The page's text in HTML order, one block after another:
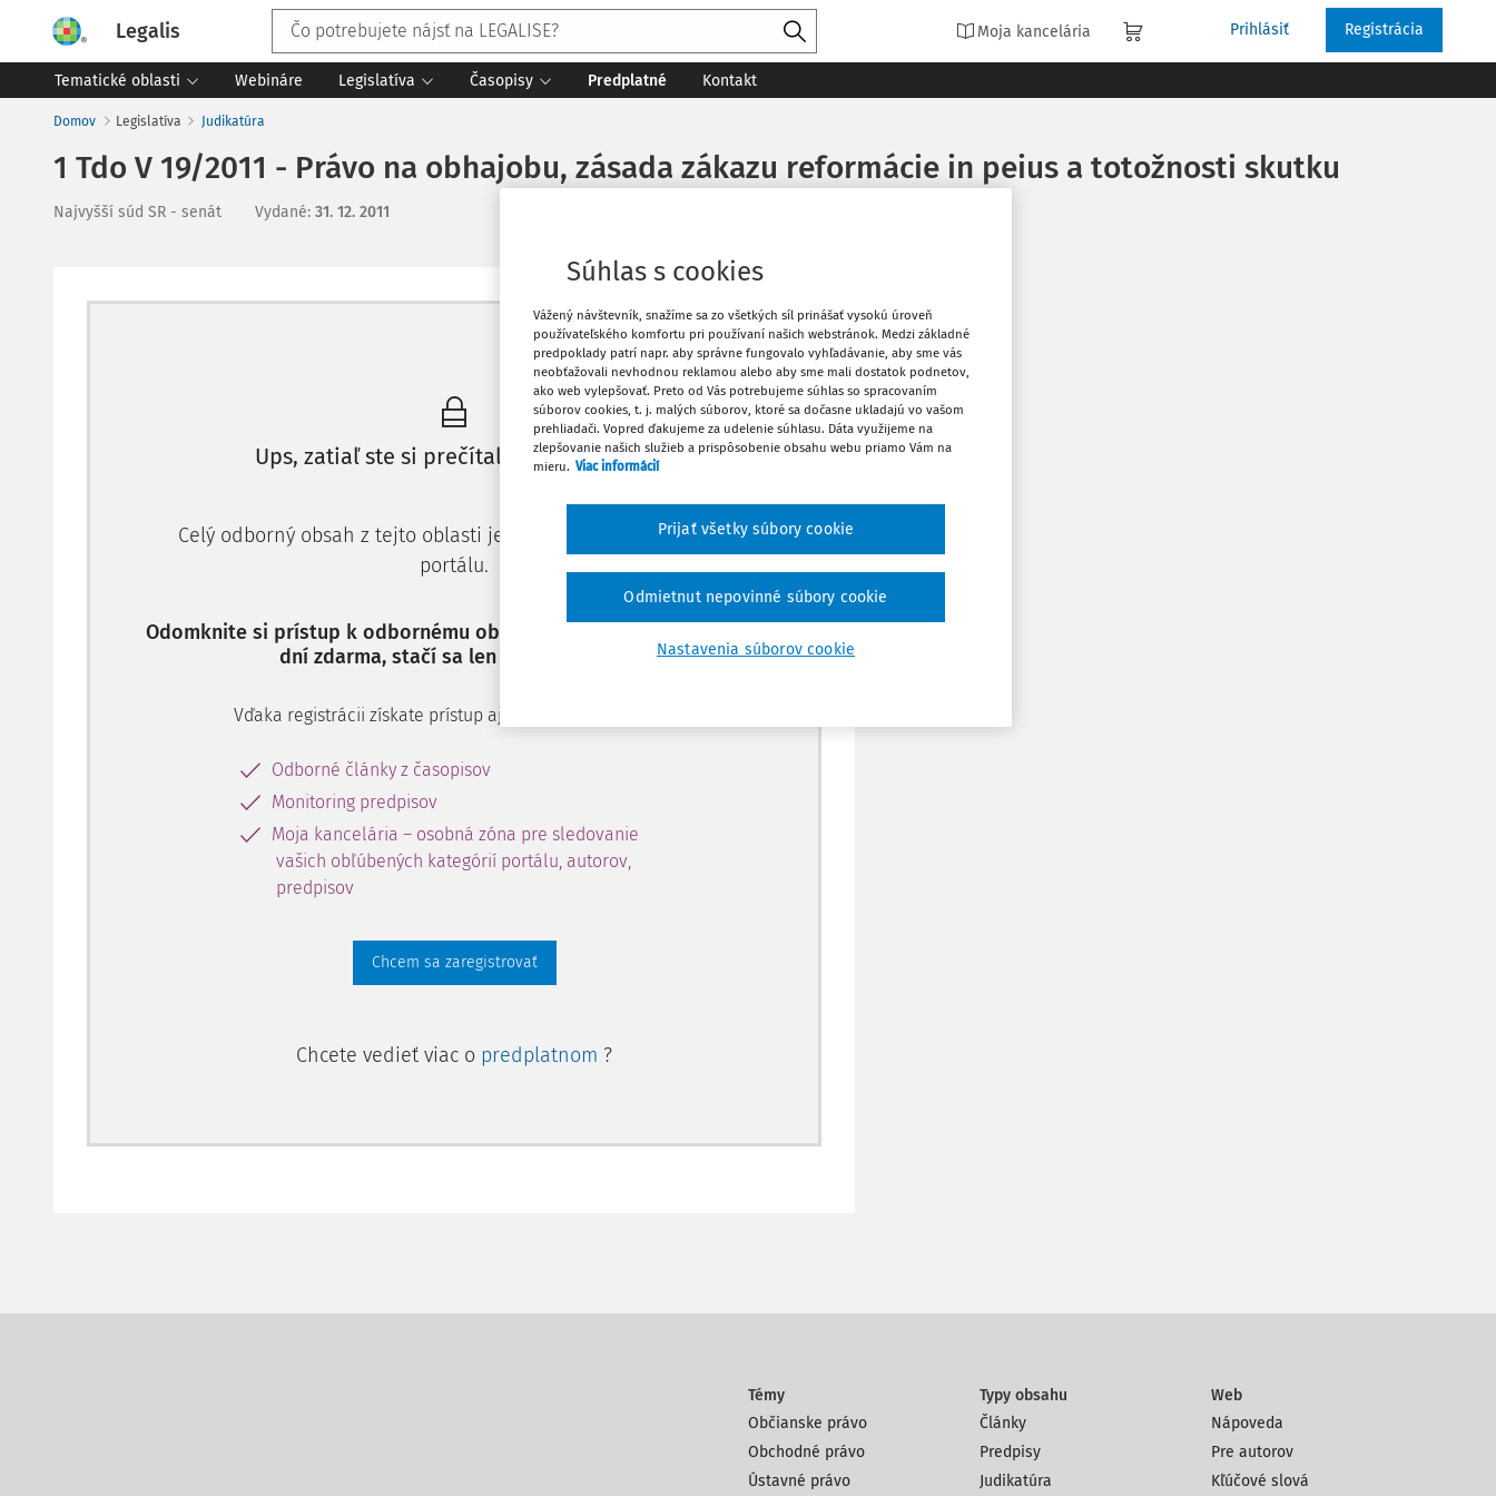
Legalis Moja kancelária Prihlásiť Registrácia
Tematické oblasti Webináre Legislatíva Časopisy Predplatné Kontakt
Domov Legislatíva Judikatúra
1 Tdo V 19/2011 - Právo na obhajobu, zásada zákazu reformácie in peius a totožnosti skutku
Najvyšší súd SR - senát Vydané: 31. 12. 2011
Máte predplatné? Prihláste sa
Ups, zatiaľ ste si prečítali len začiatok...
Celý odborný obsah z tejto oblasti je dostupný predplatiteľom
portálu.
Odomknite si prístup k odbornému obsahu a získajte prístup na 10
dní zdarma, stačí sa len zaregistrovať.
Vďaka registrácii získate prístup aj k vybranému obsahu:
Odborné články z časopisov
Monitoring predpisov
Moja kancelária – osobná zóna pre sledovanie
vašich obľúbených kategórií portálu, autorov,
predpisov
Chcem sa zaregistrovať
Chcete vedieť viac o predplatnom ?
Vytlačiť
Obľúbené
Stiahnuť
Témy
Občianske právo
Obchodné právo
Ústavné právo
Typy obsahu
Články
Predpisy
Judikatúra
Web
Nápoveda
Pre autorov
Kľúčové slová
Súhlas s cookies
Vážený návštevník, snažíme sa zo všetkých síl prinášať vysokú úroveň
používateľského komfortu pri používaní našich webstránok. Medzi základné
predpoklady patrí napr. aby správne fungovalo vyhľadávanie, aby sme vás
neobťažovali nevhodnou reklamou alebo aby sme mali dostatok podnetov,
ako web vylepšovať. Preto od Vás potrebujeme súhlas so spracovaním
súborov cookies, t. j. malých súborov, ktoré sa dočasne ukladajú vo vašom
prehliadači. Vopred ďakujeme za udelenie súhlasu. Dáta využijeme na
zlepšovanie našich služieb a prispôsobenie obsahu webu priamo Vám na
mieru. Viac informácií
Nastavenia súborov cookie
Odmietnut nepovinné súbory cookie
Prijať všetky súbory cookie